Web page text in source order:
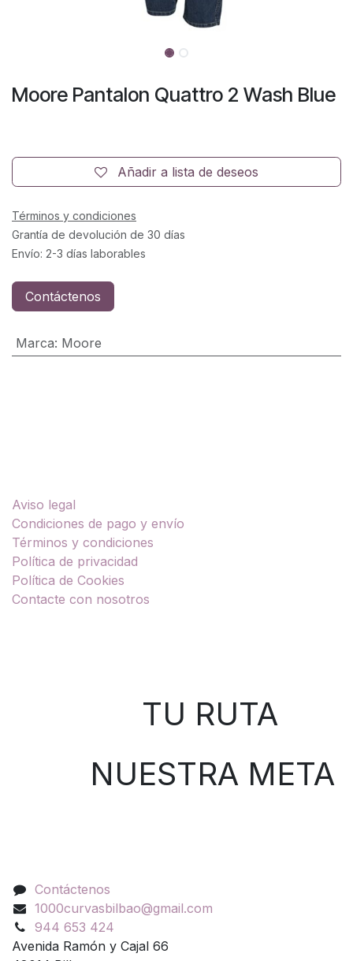
Moore Pantalon Quattro 2 Wash Blue
Añadir a lista de deseos
Términos y condiciones
Grantía de devolución de 30 días
Envío: 2-3 días laborables
Contáctenos
Marca: Moore
Aviso legal
Condiciones de pago y envío
Términos y condiciones
Política de privacidad
Política de Cookies
Contacte con nosotros
TU RUTA
NUESTRA META
Contáctenos
1000curvasbilbao@gmail.com
944 653 424
Avenida Ramón y Cajal 66